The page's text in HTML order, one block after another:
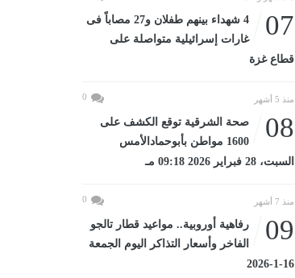
07
4 شهداء بينهم طفلان و27 مصاباً فى
غارات إسرائيلية متواصلة على
قطاع غزة
منذ 5 أشهر 0
08
صحة الشرقية توقع الكشف على
1600 مواطن بأبوحمادالأمس
السبت، 28 فبراير 2026 09:18 مـ
منذ 7 أشهر 0
09
رفاهية أوروبية.. مواعيد قطار تالجو
الفاخر وأسعار التذاكر اليوم الجمعة
16-1-2026